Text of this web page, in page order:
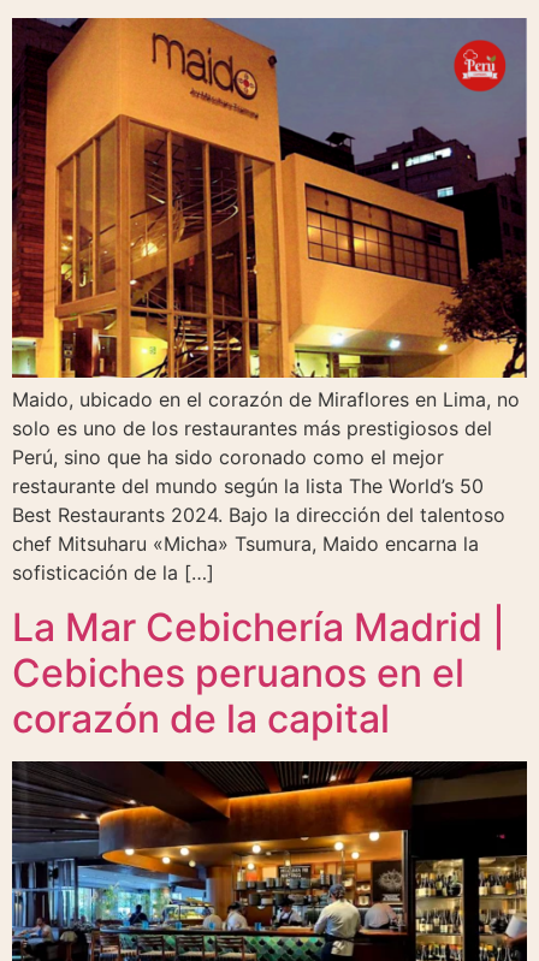
Maido, ubicado en el corazón de Miraflores en Lima, no
solo es uno de los restaurantes más prestigiosos del
Perú, sino que ha sido coronado como el mejor
restaurante del mundo según la lista The World’s 50
Best Restaurants 2024. Bajo la dirección del talentoso
chef Mitsuharu «Micha» Tsumura, Maido encarna la
sofisticación de la […]
La Mar Cebichería Madrid |
Cebiches peruanos en el
corazón de la capital